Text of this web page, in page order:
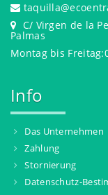
C/ Virgen de la
Palmas
Montag bis
Info
Das Unternehmen
Zahlung
Stornierung
Datenschutz-